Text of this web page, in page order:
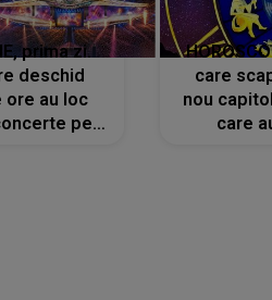
prima zi.
deschid
ore au loc
pe
care
nou
care